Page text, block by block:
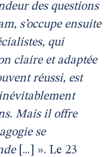
des questions
s’occupe ensuite
qui
claire et adaptée
réussi, est
Mais il offre
se
[...] ». Le 23